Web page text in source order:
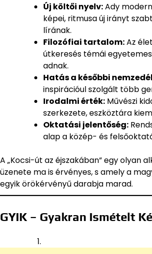
Új költői nyelv:Ady
képei, ritmusa új irányt
lírának.
Filozófiai tartalom:Az
útkeresés témái
adnak.
Hatás a későbbi
inspirációul szolgált több
Irodalmi érték: Művészi
szerkezete, eszköztára
Oktatási jelentőség:
alap a közép- és
A „Kocsi-út az éjszakában” egy olyan
üzenete ma is érvényes, s amely a
egyik örökérvényű darabja marad.
GYIK – Gyakran Ismételt